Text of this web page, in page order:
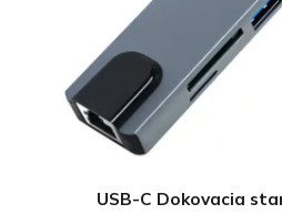
USB-C Dokovacia